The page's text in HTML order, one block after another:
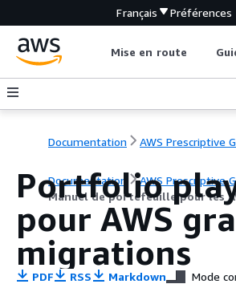
Français Préférences
Mise en route
Documentation AWS Prescriptive
Documentation
AWS Prescriptive
Manuel de portefeuille pour les
Portfolio
pour AWS
migrations
PDF RSS Markdown Mode